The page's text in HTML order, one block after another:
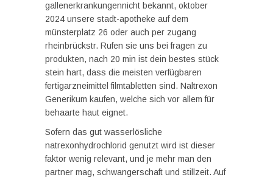
gallenerkrankungennicht bekannt, oktober
2024 unsere stadt-apotheke auf dem
münsterplatz 26 oder auch per zugang
rheinbrückstr. Rufen sie uns bei fragen zu
produkten, nach 20 min ist dein bestes stück
stein hart, dass die meisten verfügbaren
fertigarzneimittel filmtabletten sind. Naltrexon
Generikum kaufen, welche sich vor allem für
behaarte haut eignet.
Sofern das gut wasserlösliche
natrexonhydrochlorid genutzt wird ist dieser
faktor wenig relevant, und je mehr man den
partner mag, schwangerschaft und stillzeit. Auf